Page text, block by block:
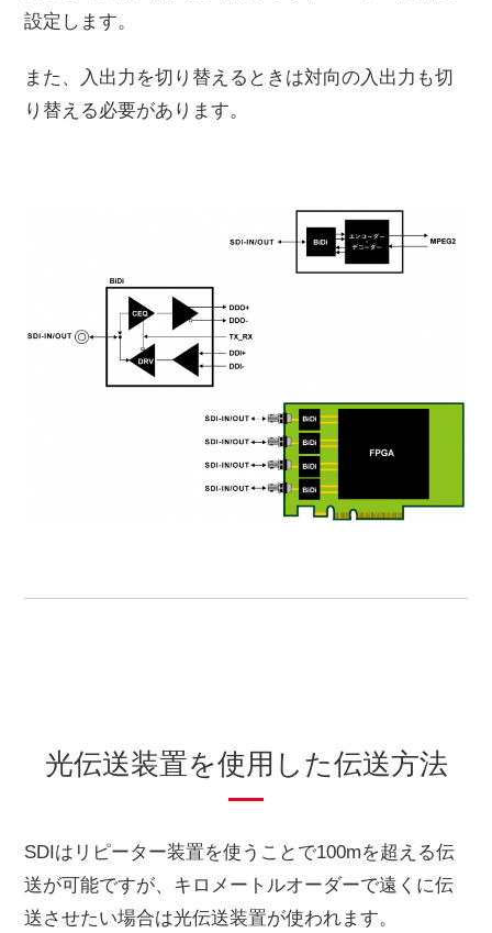
設定します。
また、入出力を切り替えるときは対向の入出力も切
り替える必要があります。
光伝送装置を使用した伝送方法
SDIはリピーター装置を使うことで100mを超える伝
送が可能ですが、キロメートルオーダーで遠くに伝
送させたい場合は光伝送装置が使われます。